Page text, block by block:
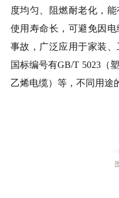
度均匀、阻燃耐老化，
使用寿命长，可避免因
事故，广泛应用于家装
国标编号有GB/T 5023（
乙烯电缆）等，不同用途